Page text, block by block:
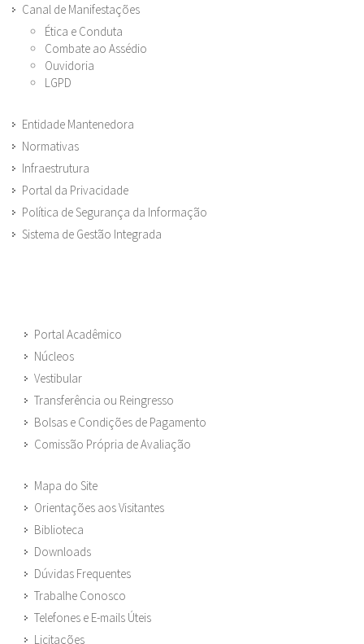
Canal de Manifestações
Ética e Conduta
Combate ao Assédio
Ouvidoria
LGPD
Entidade Mantenedora
Normativas
Infraestrutura
Portal da Privacidade
Política de Segurança da Informação
Sistema de Gestão Integrada
Portal Acadêmico
Núcleos
Vestibular
Transferência ou Reingresso
Bolsas e Condições de Pagamento
Comissão Própria de Avaliação
Mapa do Site
Orientações aos Visitantes
Biblioteca
Downloads
Dúvidas Frequentes
Trabalhe Conosco
Telefones e E-mails Úteis
Licitações